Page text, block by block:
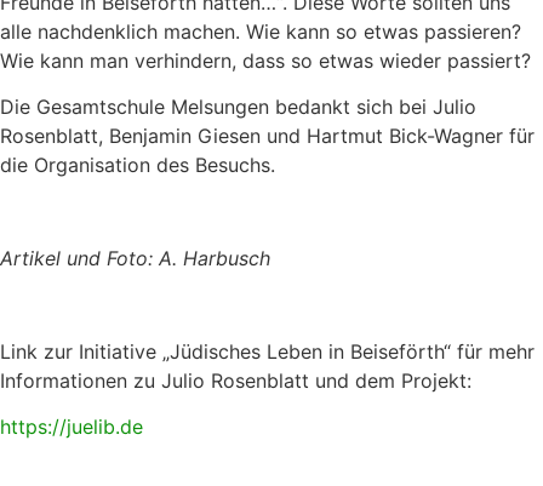
alle nachdenklich machen. Wie kann so etwas passieren?
Wie kann man verhindern, dass so etwas wieder passiert?
Die Gesamtschule Melsungen bedankt sich bei Julio
Rosenblatt, Benjamin Giesen und Hartmut Bick-Wagner für
die Organisation des Besuchs.
Artikel und Foto: A. Harbusch
Link zur Initiative „Jüdisches Leben in Beiseförth“ für mehr
Informationen zu Julio Rosenblatt und dem Projekt:
https://juelib.de